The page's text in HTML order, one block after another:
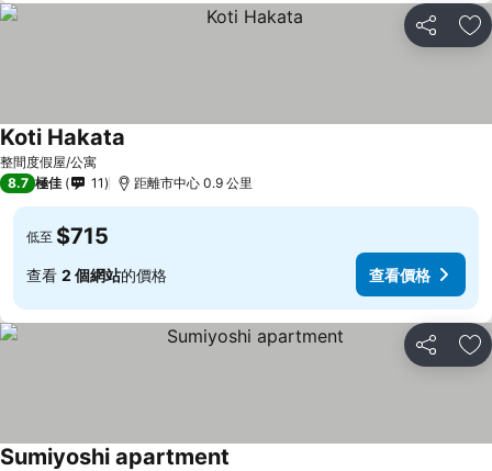
分享 放
整間度假屋/公寓
Koti Hakata
8.7 極佳 11 距離市中心 0.9 公里
低至 $715
查看 2 個網站的價格 查看價格
分享 放
Sumiyoshi apartment